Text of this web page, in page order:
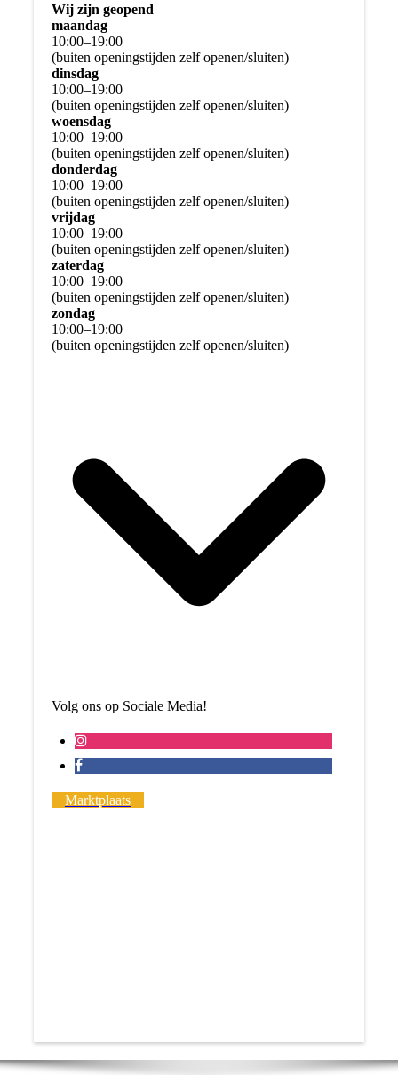
Wij zijn geopend
maandag
10:00–19:00
(buiten openingstijden zelf openen/sluiten)
dinsdag
10:00–19:00
(buiten openingstijden zelf openen/sluiten)
woensdag
10:00–19:00
(buiten openingstijden zelf openen/sluiten)
donderdag
10:00–19:00
(buiten openingstijden zelf openen/sluiten)
vrijdag
10:00–19:00
(buiten openingstijden zelf openen/sluiten)
zaterdag
10:00–19:00
(buiten openingstijden zelf openen/sluiten)
zondag
10:00–19:00
(buiten openingstijden zelf openen/sluiten)
Volg ons op Sociale Media!
Marktplaats